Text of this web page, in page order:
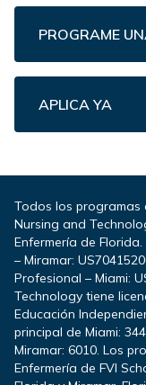
PROGRAME
APLICA YA
Todos los programas
Nursing and
Enfermería de
– Miramar:
Profesional – Miami:
Technology tiene
Educación
principal de Miami:
Miramar: 6010. Los
Enfermería de FVI